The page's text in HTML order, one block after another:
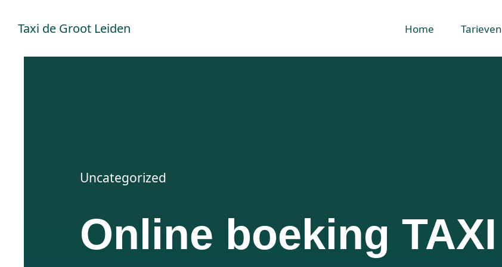
naar
inhoud
Taxi de Groot Leiden Home Tarieven
Uncategorized
Online boeking TAXI